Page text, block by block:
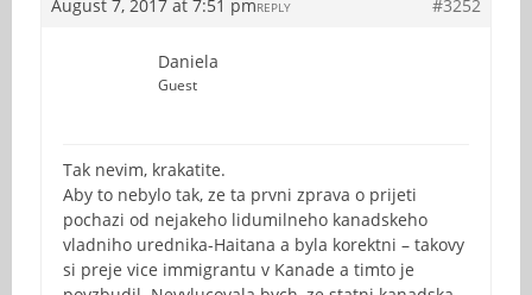
August 7, 2017 at 7:51 pm #3252
REPLY
Daniela
Guest
Tak nevim, krakatite.
Aby to nebylo tak, ze ta prvni zprava o prijeti
pochazi od nejakeho lidumilneho kanadskeho
vladniho urednika-Haitana a byla korektni – takovy
si preje vice immigrantu v Kanade a timto je